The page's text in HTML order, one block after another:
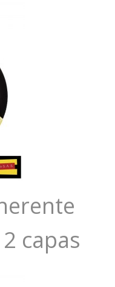
capas